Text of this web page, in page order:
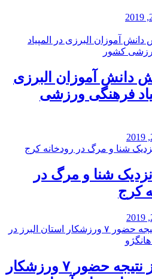
دانش آموزان البرزی
فرهنگی ورزشی
شنا و مرگ در
کرج
۲ مدال برنز نتیجه حضور ۷ ورزشکار